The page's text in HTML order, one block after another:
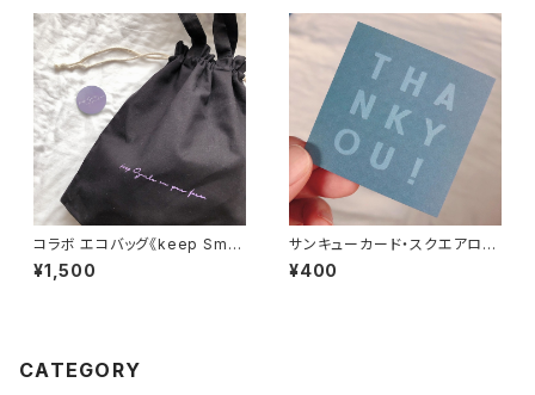
コラボ エコバッグ《keep Smil
e on your face》
¥1,500
サンキューカード・スクエアロゴ
《ダスティーブルー》
¥400
CATEGORY